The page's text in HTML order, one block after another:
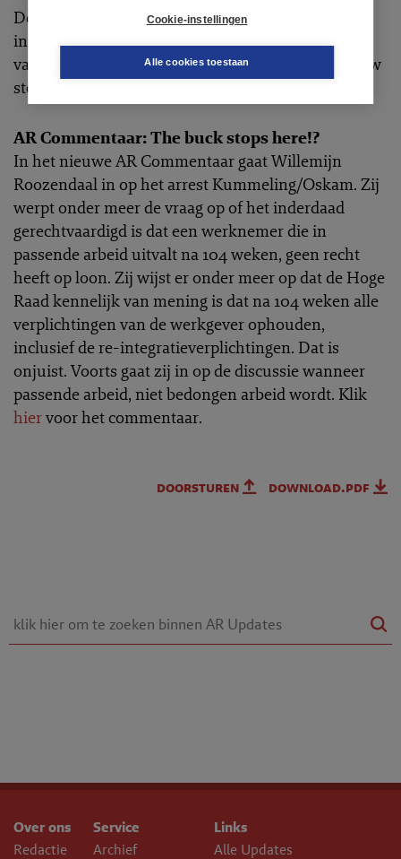
Cookie-instellingen
Alle cookies toestaan
De nieuwe stelling luidt: ?Ik denk dat het
initiatiefwetsvoorstel van D66 tot modernisering
van het ontslagrecht wet zal worden.' Breng
uw
stem uit.
AR Commentaar: The buck stops here!?
In het nieuwe AR Commentaar gaat Willemijn
Roozendaal in op het arrest Kummeling/Oskam. Zij
werpt onder meer de vraag op of het inderdaad
gerechtvaardigd is dat een werknemer die in
passende arbeid uitvalt na 104 weken, geen recht
heeft op loon. Zij wijst er onder meer op dat de Hoge
Raad kennelijk van mening is dat na 104 weken alle
verplichtingen van de werkgever ophouden,
inclusief de re-integratieverplichtingen. Dat is
onjuist. Voorts gaat zij in op de discussie wanneer
passende arbeid, niet bedongen arbeid wordt. Klik
hiervoor het commentaar.
doorsturen download.pdf
Over ons
Redactie
Service
Archief
Links
Alle Updates